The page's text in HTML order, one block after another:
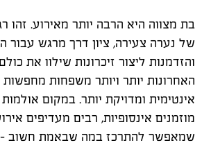
בת מצווה היא הרבה יותר מאירוע. זהו
של נערה צעירה, ציון דרך מרגש עבור
והזדמנות ליצור זיכרונות שילוו את
האחרונות יותר ויותר משפחות מחפשות
אינטימית ומדויקת יותר. במקום
מוזמנים אינסופיות, רבים מעדיפים
שמאפשר להתרכז במה שבאמת חשוב